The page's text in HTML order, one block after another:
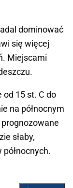
dominować
się więcej
Miejscami
15 st. C do
na północnym
słaby,